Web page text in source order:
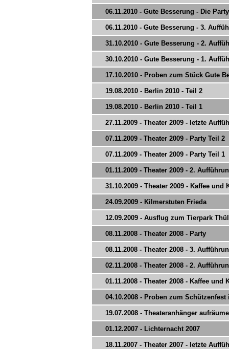
06.11.2010 - Gute Besserung - Die Party
06.11.2010 - Gute Besserung - 3.
31.10.2010 - Gute Besserung - 2.
30.10.2010 - Gute Besserung - 1.
17.10.2010 - Proben zum Stück Gute
19.08.2010 - Berlin 2010 - Teil 2
19.08.2010 - Berlin 2010 - Teil 1
27.11.2009 - Theater 2009 - letzte
07.11.2009 - Theater 2009 - Party Teil 2
07.11.2009 - Theater 2009 - Party Teil 1
01.11.2009 - Theater 2009 - 2.
31.10.2009 - Theater 2009 - Kaffee und
24.09.2009 - Kilmerstuten Frieda
12.09.2009 - Ausflug zum Tierpark
08.11.2008 - Theater 2008 - Party
08.11.2008 - Theater 2008 - 3.
02.11.2008 - Theater 2008 - 2.
01.11.2008 - Theater 2008 - Kaffee und
04.10.2008 - Proben zum
19.07.2008 - Theateranhänger
01.12.2007 - Lichternacht 2007
18.11.2007 - Theater 2007 - letzte